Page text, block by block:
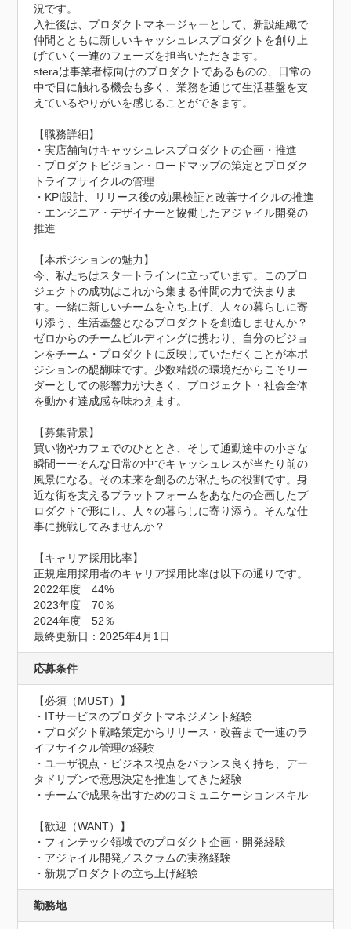
況です。
入社後は、プロダクトマネージャーとして、新設組織で
仲間とともに新しいキャッシュレスプロダクトを創り上
げていく一連のフェーズを担当いただきます。
steraは事業者様向けのプロダクトであるものの、日常の
中で目に触れる機会も多く、業務を通じて生活基盤を支
えているやりがいを感じることができます。
【職務詳細】
・実店舗向けキャッシュレスプロダクトの企画・推進
・プロダクトビジョン・ロードマップの策定とプロダク
トライフサイクルの管理
・KPI設計、リリース後の効果検証と改善サイクルの推進
・エンジニア・デザイナーと協働したアジャイル開発の
推進
【本ポジションの魅力】
今、私たちはスタートラインに立っています。このプロ
ジェクトの成功はこれから集まる仲間の力で決まりま
す。一緒に新しいチームを立ち上げ、人々の暮らしに寄
り添う、生活基盤となるプロダクトを創造しませんか？
ゼロからのチームビルディングに携わり、自分のビジョ
ンをチーム・プロダクトに反映していただくことが本ポ
ジションの醍醐味です。少数精鋭の環境だからこそリー
ダーとしての影響力が大きく、プロジェクト・社会全体
を動かす達成感を味わえます。
【募集背景】
買い物やカフェでのひととき、そして通勤途中の小さな
瞬間ーーそんな日常の中でキャッシュレスが当たり前の
風景になる。その未来を創るのが私たちの役割です。身
近な街を支えるプラットフォームをあなたの企画したプ
ロダクトで形にし、人々の暮らしに寄り添う。そんな仕
事に挑戦してみませんか？
【キャリア採用比率】
正規雇用採用者のキャリア採用比率は以下の通りです。
2022年度　44%
2023年度　70％
2024年度　52％
最終更新日：2025年4月1日
応募条件
【必須（MUST）】
・ITサービスのプロダクトマネジメント経験
・プロダクト戦略策定からリリース・改善まで一連のラ
イフサイクル管理の経験
・ユーザ視点・ビジネス視点をバランス良く持ち、デー
タドリブンで意思決定を推進してきた経験
・チームで成果を出すためのコミュニケーションスキル
【歓迎（WANT）】
・フィンテック領域でのプロダクト企画・開発経験
・アジャイル開発／スクラムの実務経験
・新規プロダクトの立ち上げ経験
勤務地